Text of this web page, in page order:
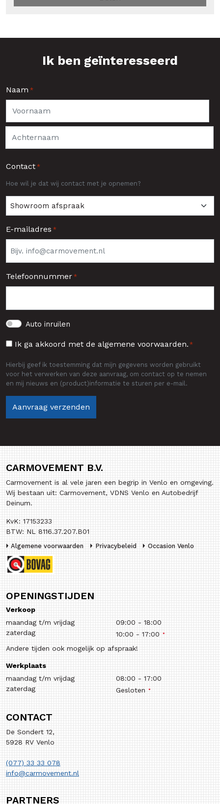
Ik ben geïnteresseerd
Naam *
Voornaam
Contact *
Hoe wil je dat wij contact met je opnemen?
E-mailadres *
Telefoonnummer *
Auto Auto inruilen
Toestemming
Ik ga akkoord met de algemene voorwaarden. *
Hierbij geef ik toestemming dat mijn gegevens worden gebruikt
voor het verwerken van deze aanvraag, om contact op te nemen
en mij nieuws en (product)informatie te sturen per e-mail.
CARMOVEMENT B.V.
Carmovement is al vele jaren een begrip in Venlo en omgeving.
Wij bestaan uit: Carmovement, VDNS Venlo en Autobedrijf
Deinum.
KvK: 17153233
BTW: NL 8116.37.207.B01
Algemene voorwaarden Privacybeleid Occasion Venlo
OPENINGSTIJDEN
Verkoop
maandag t/m vrijdag
09:00 - 18:00
zaterdag
10:00 - 17:00
Andere tijden ook mogelijk op afspraak!
Werkplaats
maandag t/m vrijdag
08:00- 17:00
zaterdag
Gesloten
PARTNERS
CONTACT
De Sondert 12,
5928 RV Venlo
(077) 33 33 078
info@carmovement.nl